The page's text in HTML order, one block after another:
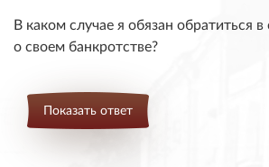
В каком случае я обязан обратиться
о своем банкротстве?
Показать ответ